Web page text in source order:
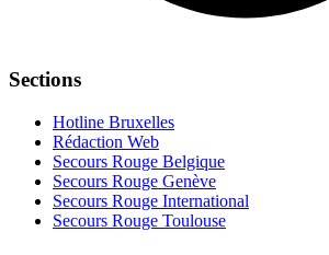
Sections
Hotline Bruxelles
Rédaction Web
Secours Rouge Belgique
Secours Rouge Genève
Secours Rouge International
Secours Rouge Toulouse